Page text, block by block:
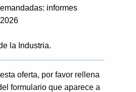
informes
la Industria.
oferta, por favor rellena
formulario que aparece a